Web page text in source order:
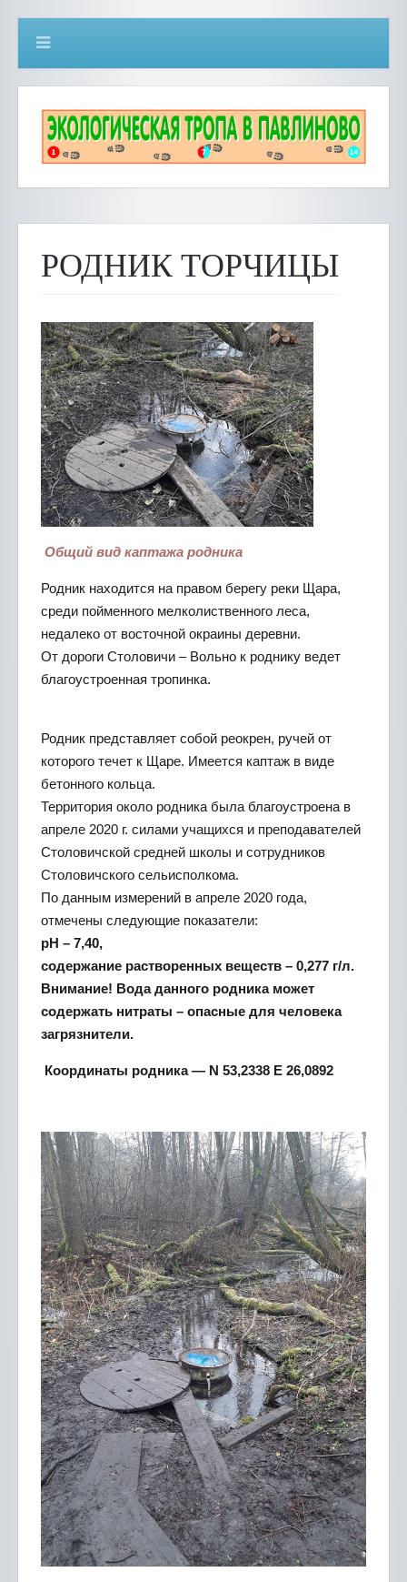
РОДНИК ТОРЧИЦЫ
Общий вид каптажа родника
Родник находится на правом берегу реки Щара,
среди пойменного мелколиственного леса,
недалеко от восточной окраины деревни.
От дороги Столовичи – Вольно к роднику ведет
благоустроенная тропинка.
Родник представляет собой реокрен, ручей от
которого течет к Щаре. Имеется каптаж в виде
бетонного кольца.
Территория около родника была благоустроена в
апреле 2020 г. силами учащихся и преподавателей
Столовичской средней школы и сотрудников
Столовичского сельисполкома.
По данным измерений в апреле 2020 года,
отмечены следующие показатели:
pH – 7,40,
содержание растворенных веществ – 0,277 г/л.
Внимание! Вода данного родника может
содержать нитраты – опасные для человека
загрязнители.
Координаты родника — N 53,2338 E 26,0892
каптажа